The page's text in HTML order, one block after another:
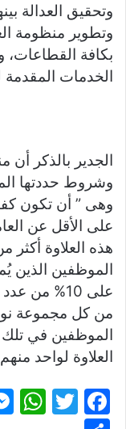
وتحقيق العدالة
وتطوير منظومة
بكافة القطاعات،
الخدمات المقدمة
الجدير بالذكر أن
وهى ” أن تكون
على الأقل عن
هذه العلاوة أكثر
الموظفين الذين
على 10%
من كل مجموعة
الموظفين في
العلاوة لواحد
F
T